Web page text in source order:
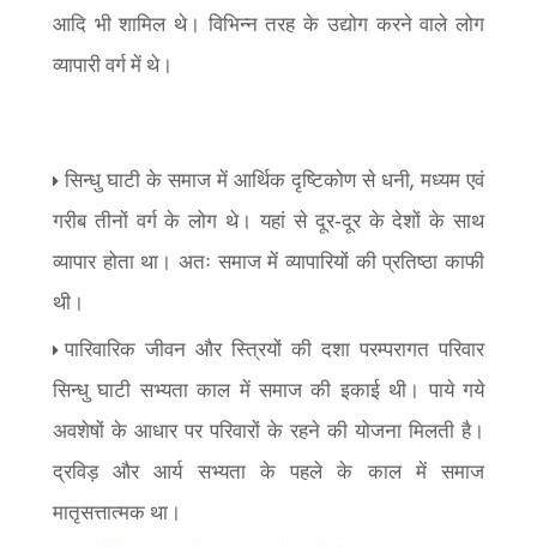
आदि भी शामिल थे। विभिन्न तरह के उद्योग करने वाले लोग
व्यापारी वर्ग में थे।
सिन्धु घाटी के समाज में आर्थिक दृष्टिकोण से धनी,मध्यम एवं
गरीब तीनों वर्ग के लोग थे। यहां से दूर-दूर के देशों के साथ
व्यापार होता था। अतः समाज में व्यापारियों की प्रतिष्ठा काफी
थी।
पारिवारिक जीवन और स्त्रियों की दशा परम्परागत परिवार
सिन्धु घाटी सभ्यता काल में समाज की इकाई थी। पाये गये
अवशेषों के आधार पर परिवारों के रहने की योजना मिलती है।
द्रविड़ और आर्य सभ्यता के पहले के काल में समाज
मातृसत्तात्मक था।